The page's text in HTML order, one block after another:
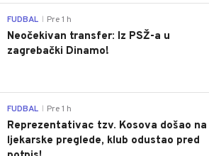
FUDBAL Pre 1 h
Neočekivan transfer: Iz PSŽ-a u
zagrebački Dinamo!
FUDBAL Pre 1 h
Reprezentativac tzv. Kosova došao na
ljekarske preglede, klub odustao pred